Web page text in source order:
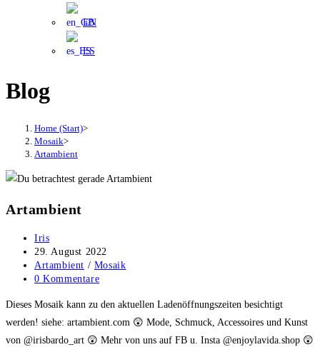
EN
ES
Blog
Home (Start)>
Mosaik>
Artambient
Artambient
Beitrags-
Autor:
Iris
Beitrag
veröffentlicht:
29. August 2022
Beitrags-
Kategorie:
Artambient / Mosaik
Beitrags-
0 Kommentare
Dieses Mosaik kann zu den aktuellen Ladenöffnungszeiten besichtigt
werden! siehe: artambient.com 😲 Mode, Schmuck, Accessoires und Kunst
von @irisbardo_art 😲 Mehr von uns auf FB u. Insta @enjoylavida.shop 😲